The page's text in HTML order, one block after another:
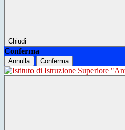
Chiudi
Conferma
Annulla Conferma